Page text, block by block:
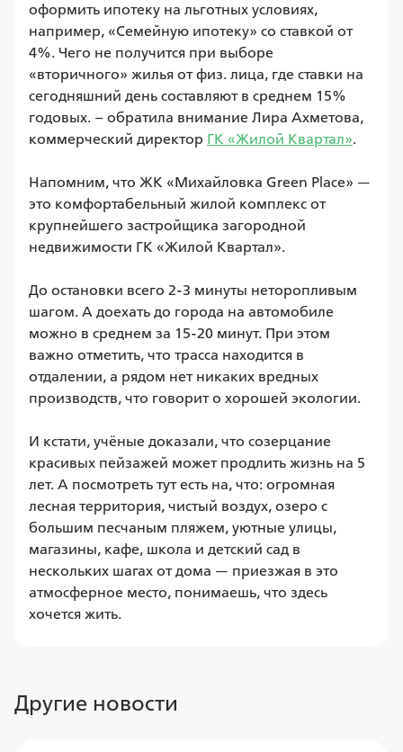
оформить ипотеку на льготных условиях,
например, «Семейную ипотеку» со ставкой от
4%. Чего не получится при выборе
«вторичного» жилья от физ. лица, где ставки на
сегодняшний день составляют в среднем 15%
годовых. – обратила внимание Лира Ахметова,
коммерческий директор ГК «Жилой Квартал».
Напомним, что ЖК «Михайловка Green Place» —
это комфортабельный жилой комплекс от
крупнейшего застройщика загородной
недвижимости ГК «Жилой Квартал».
До остановки всего 2-3 минуты неторопливым
шагом. А доехать до города на автомобиле
можно в среднем за 15-20 минут. При этом
важно отметить, что трасса находится в
отдалении, а рядом нет никаких вредных
производств, что говорит о хорошей экологии.
И кстати, учёные доказали, что созерцание
красивых пейзажей может продлить жизнь на 5
лет. А посмотреть тут есть на, что: огромная
лесная территория, чистый воздух, озеро с
большим песчаным пляжем, уютные улицы,
магазины, кафе, школа и детский сад в
нескольких шагах от дома — приезжая в это
атмосферное место, понимаешь, что здесь
хочется жить.
Другие новости